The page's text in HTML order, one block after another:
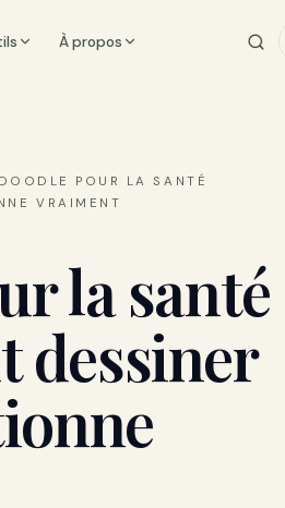
À propos
POUR LA SANTÉ
VRAIMENT
la santé
dessiner